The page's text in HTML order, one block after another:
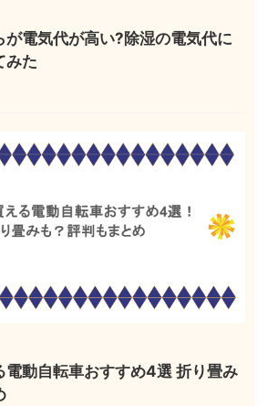
が電気代が高い?除湿の電気代に
みた
電動自転車おすすめ4選 折り畳み